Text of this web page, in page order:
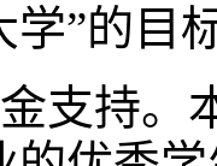
学”的目
支持。